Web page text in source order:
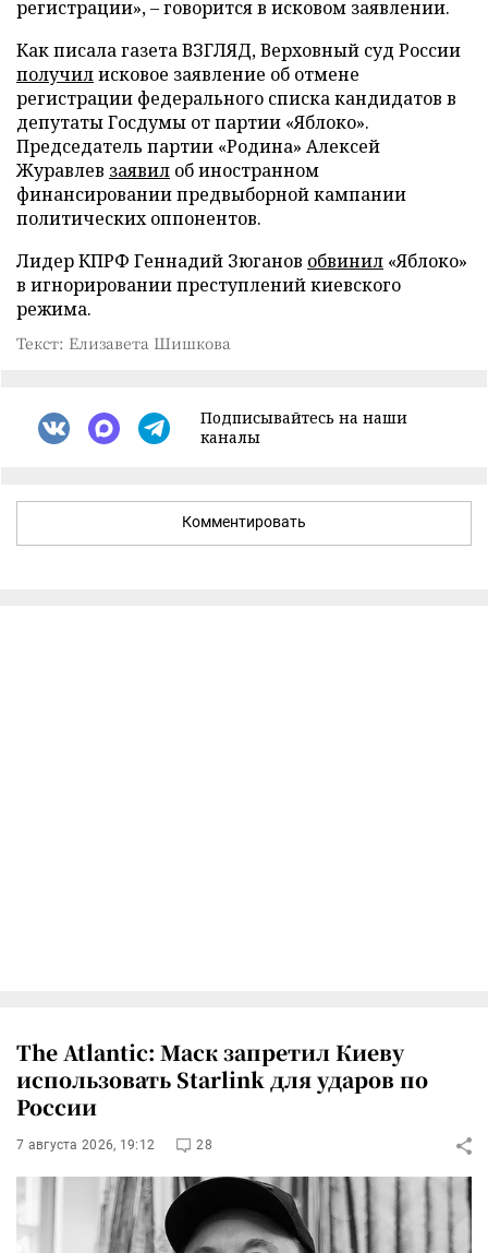
регистрации», – говорится в исковом заявлении.
Как писала газета ВЗГЛЯД, Верховный суд России
получилисковое заявление об отмене
регистрации федерального списка кандидатов в
депутаты Госдумы от партии «Яблоко».
Председатель партии «Родина» Алексей
Журавлев заявил об иностранном
финансировании предвыборной кампании
политических оппонентов.
Лидер КПРФ Геннадий Зюганов обвинил «Яблоко»
в игнорировании преступлений киевского
режима.
Текст: Елизавета Шишкова
Подписывайтесь на наши
каналы
Комментировать
The Atlantic: Маск запретил Киеву
использовать Starlink для ударов по
России
7 августа 2026, 19:12 28